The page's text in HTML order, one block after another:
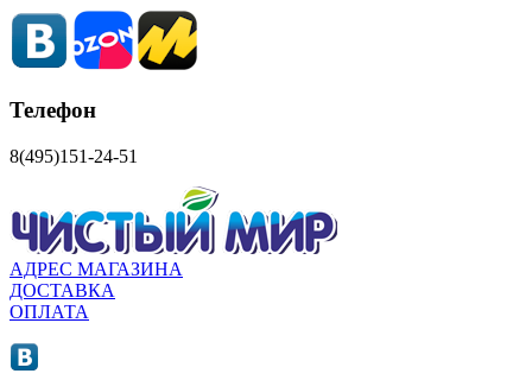
Телефон
8(495)151-24-51
АДРЕС МАГАЗИНА
ДОСТАВКА
ОПЛАТА